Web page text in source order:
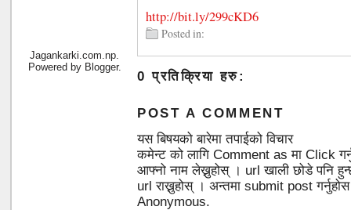
Jagankarki.com.np.
Powered by Blogger.
http://bit.ly/299cKD6
Posted in:
0 प्रतिक्रिया हरु:
POST A COMMENT
यस बिषयको बारेमा तपाईको विचार
कमेन्ट को लागि Comment as मा Click
आफ्नो नाम लेख्नुहोस् । url खाली छोडे पनि
url राख्नुहोस् । अन्तमा submit post
Anonymous.